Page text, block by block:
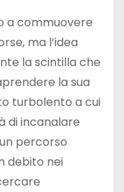
a commuovere
ma l’idea
la scintilla che
la sua
turbolento a cui
di incanalare
percorso
debito nei